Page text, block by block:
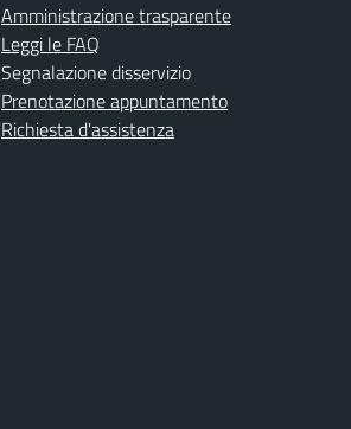
Amministrazione trasparente
Leggi le FAQ
Segnalazione disservizio
Prenotazione appuntamento
Richiesta d'assistenza